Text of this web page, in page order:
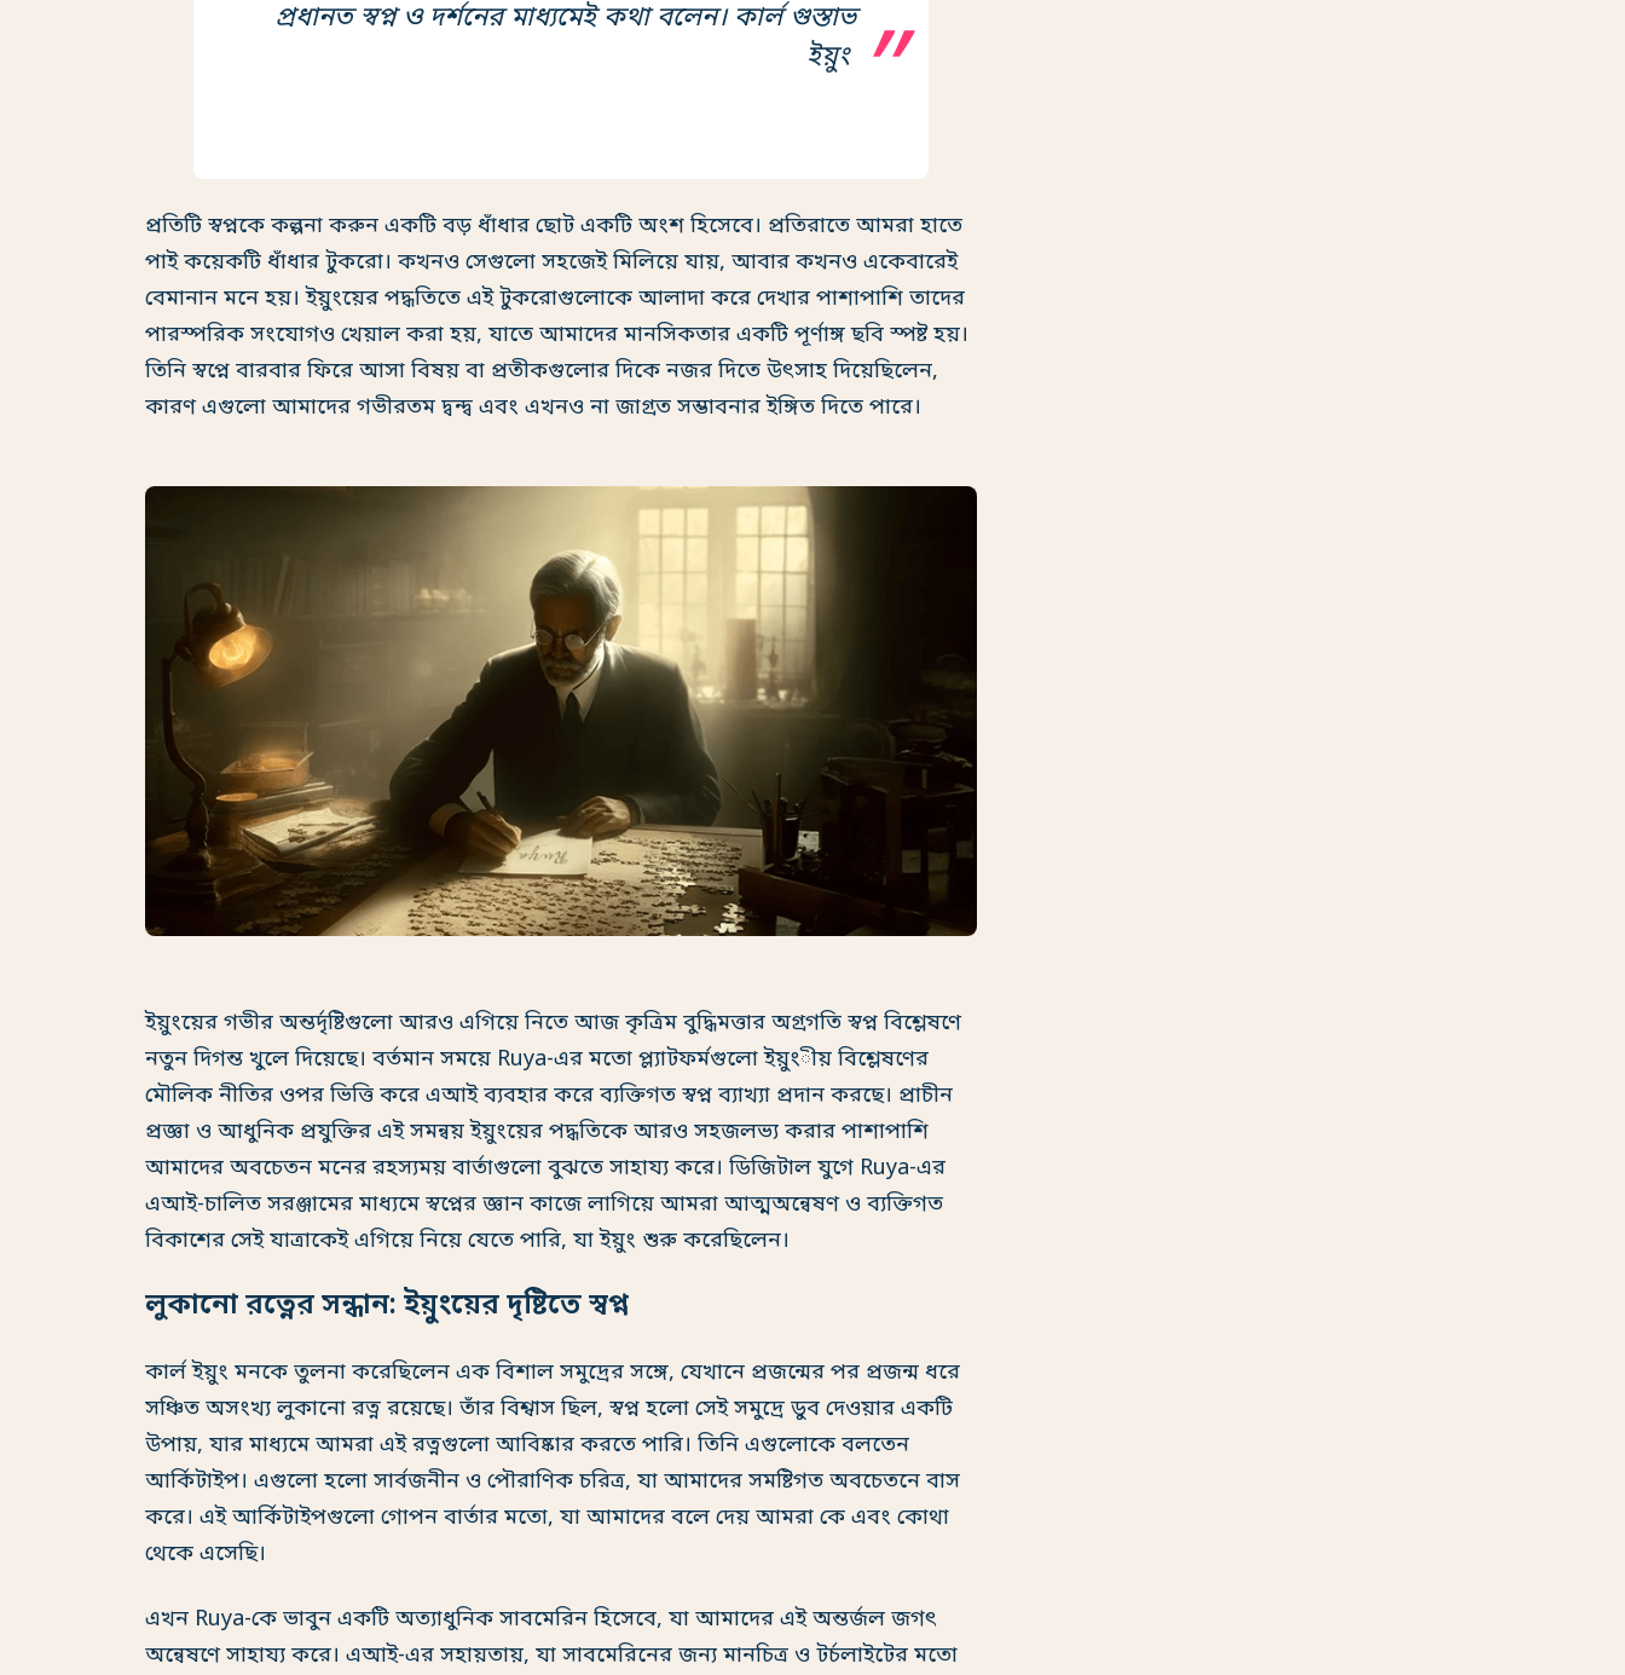
প্রধানত স্বপ্ন ও দর্শনের মাধ্যমেই কথা বলেন। কার্ল গুস্তাভ
ইয়ুং
প্রতিটি স্বপ্নকে কল্পনা করুন একটি বড় ধাঁধার ছোট একটি অংশ হিসেবে। প্রতিরাতে আমরা হাতে
পাই কয়েকটি ধাঁধার টুকরো। কখনও সেগুলো সহজেই মিলিয়ে যায়, আবার কখনও একেবারেই
বেমানান মনে হয়। ইয়ুংয়ের পদ্ধতিতে এই টুকরোগুলোকে আলাদা করে দেখার পাশাপাশি তাদের
পারস্পরিক সংযোগও খেয়াল করা হয়, যাতে আমাদের মানসিকতার একটি পূর্ণাঙ্গ ছবি স্পষ্ট হয়।
তিনি স্বপ্নে বারবার ফিরে আসা বিষয় বা প্রতীকগুলোর দিকে নজর দিতে উৎসাহ দিয়েছিলেন,
কারণ এগুলো আমাদের গভীরতম দ্বন্দ্ব এবং এখনও না জাগ্রত সম্ভাবনার ইঙ্গিত দিতে পারে।
ইয়ুংয়ের গভীর অন্তর্দৃষ্টিগুলো আরও এগিয়ে নিতে আজ কৃত্রিম বুদ্ধিমত্তার অগ্রগতি স্বপ্ন বিশ্লেষণে
নতুন দিগন্ত খুলে দিয়েছে। বর্তমান সময়ে Ruya-এর মতো প্ল্যাটফর্মগুলো ইয়ুংীয় বিশ্লেষণের
মৌলিক নীতির ওপর ভিত্তি করে এআই ব্যবহার করে ব্যক্তিগত স্বপ্ন ব্যাখ্যা প্রদান করছে। প্রাচীন
প্রজ্ঞা ও আধুনিক প্রযুক্তির এই সমন্বয় ইয়ুংয়ের পদ্ধতিকে আরও সহজলভ্য করার পাশাপাশি
আমাদের অবচেতন মনের রহস্যময় বার্তাগুলো বুঝতে সাহায্য করে। ডিজিটাল যুগে Ruya-এর
এআই-চালিত সরঞ্জামের মাধ্যমে স্বপ্নের জ্ঞান কাজে লাগিয়ে আমরা আত্মঅন্বেষণ ও ব্যক্তিগত
বিকাশের সেই যাত্রাকেই এগিয়ে নিয়ে যেতে পারি, যা ইয়ুং শুরু করেছিলেন।
লুকানো রত্নের সন্ধান: ইয়ুংয়ের দৃষ্টিতে স্বপ্ন
কার্ল ইয়ুং মনকে তুলনা করেছিলেন এক বিশাল সমুদ্রের সঙ্গে, যেখানে প্রজন্মের পর প্রজন্ম ধরে
সঞ্চিত অসংখ্য লুকানো রত্ন রয়েছে। তাঁর বিশ্বাস ছিল, স্বপ্ন হলো সেই সমুদ্রে ডুব দেওয়ার একটি
উপায়, যার মাধ্যমে আমরা এই রত্নগুলো আবিষ্কার করতে পারি। তিনি এগুলোকে বলতেন
আর্কিটাইপ। এগুলো হলো সার্বজনীন ও পৌরাণিক চরিত্র, যা আমাদের সমষ্টিগত অবচেতনে বাস
করে। এই আর্কিটাইপগুলো গোপন বার্তার মতো, যা আমাদের বলে দেয় আমরা কে এবং কোথা
থেকে এসেছি।
এখন Ruya-কে ভাবুন একটি অত্যাধুনিক সাবমেরিন হিসেবে, যা আমাদের এই অন্তর্জল জগৎ
অন্বেষণে সাহায্য করে। এআই-এর সহায়তায়, যা সাবমেরিনের জন্য মানচিত্র ও টর্চলাইটের মতো